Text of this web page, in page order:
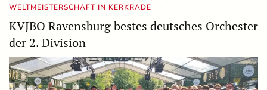
WELTMEISTERSCHAFT IN KERKRADE
KVJBO Ravensburg bestes deutsches Orchester
der 2. Division